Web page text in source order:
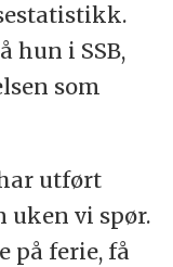
hun i SSB,
som
utført
uken vi spør.
på ferie, få